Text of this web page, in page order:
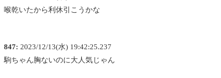
喉乾いたから利休引こうかな
847: 2023/12/13(水) 19:42:25.237
駒ちゃん胸ないのに大人気じゃん